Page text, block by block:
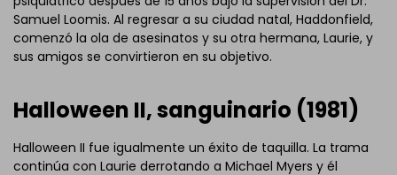
Samuel Loomis. Al regresar a su ciudad natal, Haddonfield,
comenzó la ola de asesinatos y su otra hermana, Laurie, y
sus amigos se convirtieron en su objetivo.
Halloween II, sanguinario (1981)
Halloween II fue igualmente un éxito de taquilla. La trama
continúa con Laurie derrotando a Michael Myers y él